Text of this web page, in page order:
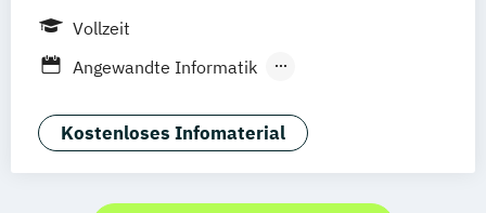
Vollzeit
Angewandte Informatik
Angewandte Kulturwissenschaft und Trans­
kulturelle Studien
Kostenloses Infomaterial